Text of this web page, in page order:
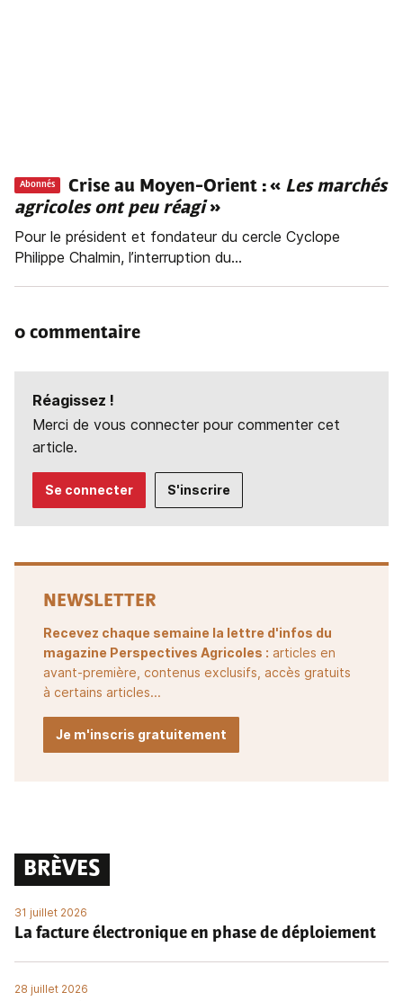
Abonnés Crise au Moyen-Orient : « Les marchés
agricoles ont peu réagi»
Pour le président et fondateur du cercle Cyclope
Philippe Chalmin, l’interruption du...
0 commentaire
Réagissez !
Merci de vous connecter pour commenter cet
article.
Se connecter S'inscrire
NEWSLETTER
Recevez chaque semaine la lettre d'infos du
magazine Perspectives Agricoles : articles en
avant-première, contenus exclusifs, accès gratuits
à certains articles...
Je m'inscris gratuitement
BRÈVES
31 juillet 2026
La facture électronique en phase de déploiement
28 juillet 2026